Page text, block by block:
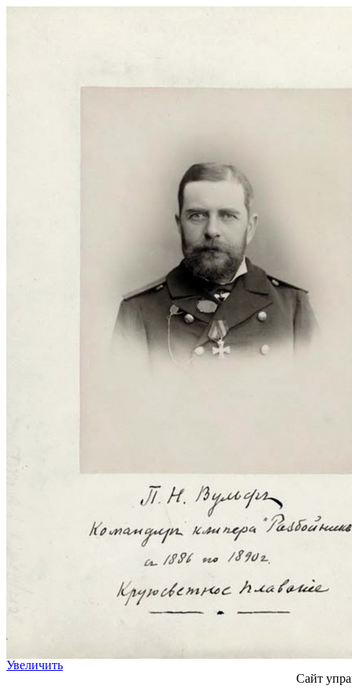
Увеличить
Сайт